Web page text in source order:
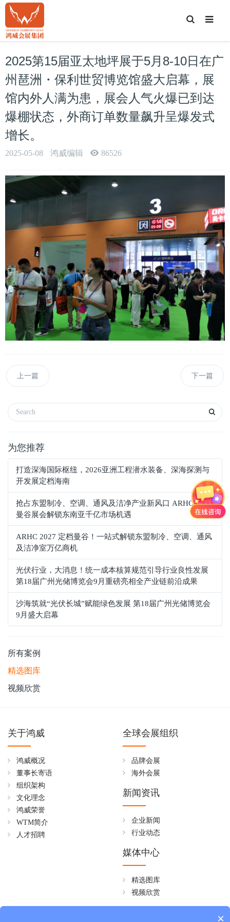
T
o
g
e
S
e
a
r
h
2025第15届亚太地坪展于5月8-10日在广
州琶洲・保利世贸博览馆盛大启幕，展
馆内外人满为患，展会人气火爆已到达
爆棚状态，外商订单数量飙升呈爆发式
增长。
2025-05-08 鸿威编辑 86526
上一篇 下一篇
为您推荐
打造深海国际枢纽，2026亚洲工程潜水装备、深海探测与
开发展定档海南
抢占东盟制冷、空调、通风及洁净产业新风口 ARHC 2027
曼谷展会解锁东南亚千亿市场机遇
ARHC 2027 定档曼谷！一站式解锁东盟制冷、空调、通风
及洁净室万亿商机
光伏行业，大消息！统一成本核算规范引导行业良性发展
第18届广州光储博览会9月重磅亮相全产业链前沿成果
沙海筑就“光伏长城”赋能绿色发展 第18届广州光储博览会
9月盛大启幕
所有案例
精选图库
视频欣赏
关于鸿威
鸿威概况
董事长寄语
组织架构
文化理念
鸿威荣誉
WTM简介
人才招聘
全球会展组织
品牌会展
海外会展
新闻资讯
企业新闻
行业动态
媒体中心
精选图库
视频欣赏
×